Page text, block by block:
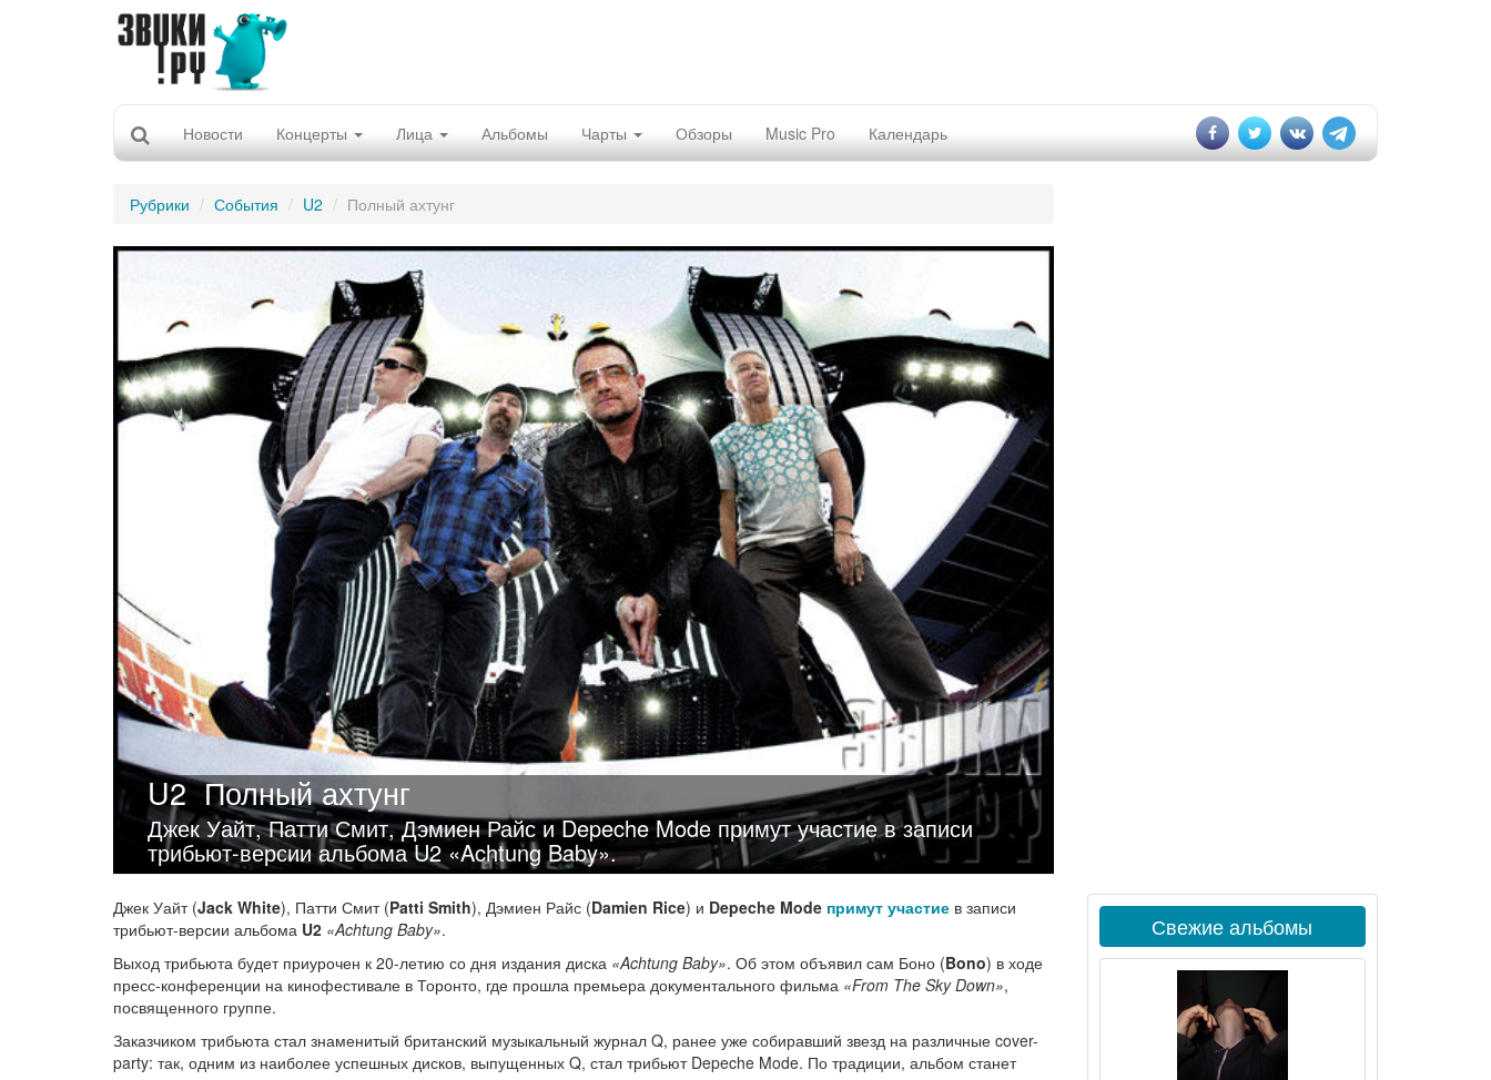
Новости Концерты Лица Альбомы Чарты Обзоры Music Pro Календарь
Рубрики События U2 Полный ахтунг
U2 Полный ахтунг
Джек Уайт, Патти Смит, Дэмиен Райс и Depeche Mode примут участие в записи
трибьют-версии альбома U2 «Achtung Baby».
Джек Уайт (Jack White), Патти Смит (Patti Smith), Дэмиен Райс (Damien Rice) и Depeche Mode примут участие в записи
трибьют-версии альбома U2 «Achtung Baby».
Выход трибьюта будет приурочен к 20-летию со дня издания диска «Achtung Baby». Об этом объявил сам Боно (Bono) в ходе
пресс-конференции на кинофестивале в Торонто, где прошла премьера документального фильма «From The Sky Down»,
посвященного группе.
Заказчиком трибьюта стал знаменитый британский музыкальный журнал Q, ранее уже собиравший звезд на различные cover-
party: так, одним из наиболее успешных дисков, выпущенных Q, стал трибьют Depeche Mode. По традиции, альбом станет
Свежие альбомы